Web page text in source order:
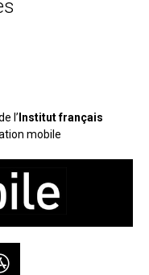
l’ Institut français
mobile